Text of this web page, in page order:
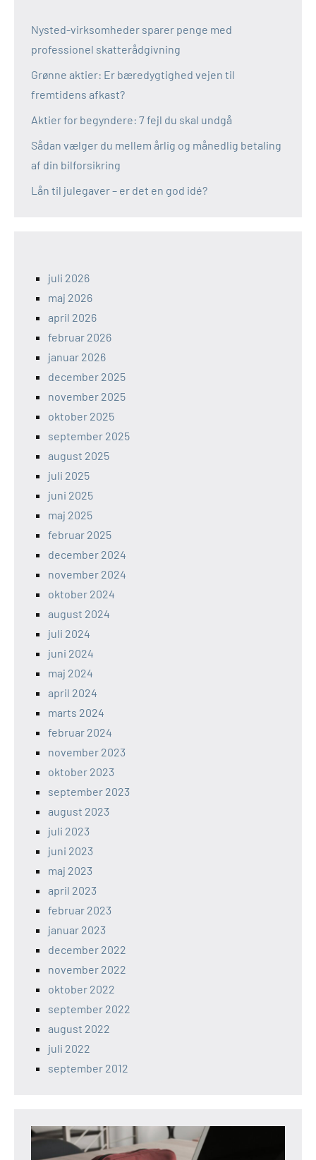
Nysted-virksomheder sparer penge med
professionel skatterådgivning
Grønne aktier: Er bæredygtighed vejen til
fremtidens afkast?
Aktier for begyndere: 7 fejl du skal undgå
Sådan vælger du mellem årlig og månedlig betaling
af din bilforsikring
Lån til julegaver – er det en god idé?
juli 2026
maj 2026
april 2026
februar 2026
januar 2026
december 2025
november 2025
oktober 2025
september 2025
august 2025
juli 2025
juni 2025
maj 2025
februar 2025
december 2024
november 2024
oktober 2024
august 2024
juli 2024
juni 2024
maj 2024
april 2024
marts 2024
februar 2024
november 2023
oktober 2023
september 2023
august 2023
juli 2023
juni 2023
maj 2023
april 2023
februar 2023
januar 2023
december 2022
november 2022
oktober 2022
september 2022
august 2022
juli 2022
september 2012